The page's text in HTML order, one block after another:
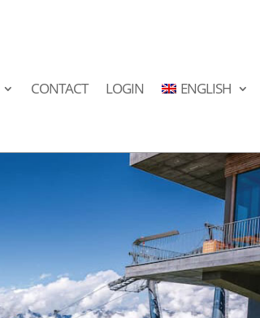
CONTACT LOGIN ENGLISH